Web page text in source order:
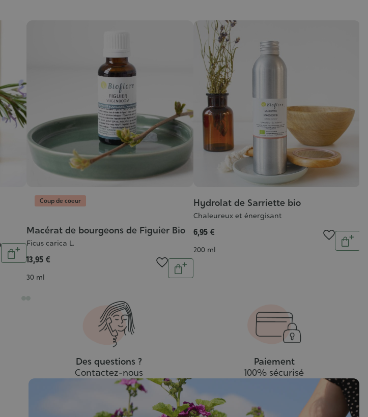
Quantité
Ajouter
panier
Coup de coeur
Macérat de bourgeons de Figuier Bio
Ficus carica L.
13,95 €
Contenance
30 ml
Quantité
Ajouter
Hydrolat de Sarriette bio
Chaleureux et énergisant
6,95 €
Contenance
200 ml
Des questions ?
Contactez-nous
Paiement
100% sécurisé